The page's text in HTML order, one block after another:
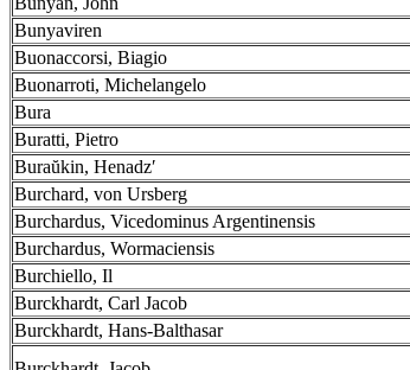
Bunyaviren
Buonaccorsi, Biagio
Buonarroti, Michelangelo
Bura
Buratti, Pietro
Buraŭkin, Henadzʹ
Burchard, von Ursberg
Burchardus, Vicedominus Argentinensis
Burchardus, Wormaciensis
Burchiello, Il
Burckhardt, Carl Jacob
Burckhardt, Hans-Balthasar